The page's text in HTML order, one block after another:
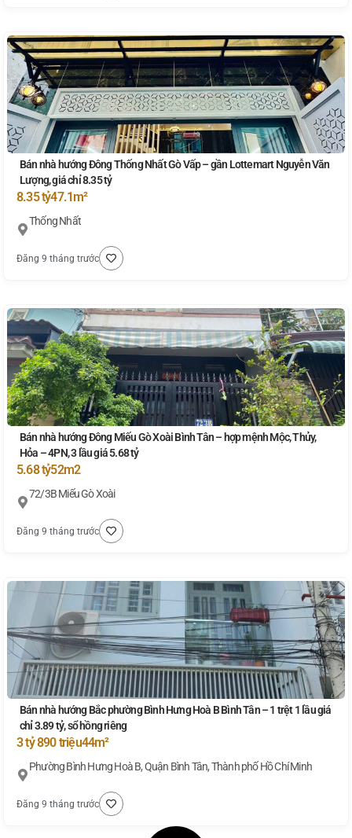
Bán nhà hướng Đông Thống Nhất Gò Vấp – gần Lottemart Nguyễn Văn
Lượng, giá chỉ 8.35 tỷ
8.35 tỷ47.1m²
Thống Nhất
Đăng 9 tháng trước
Bán nhà hướng Đông Miếu Gò Xoài Bình Tân – hợp mệnh Mộc, Thủy,
Hỏa – 4PN, 3 lầu giá 5.68 tỷ
5.68 tỷ52m2
72/3B Miếu Gò Xoài
Đăng 9 tháng trước
Bán nhà hướng Bắc phường Bình Hưng Hoà B Bình Tân – 1 trệt 1 lầu giá
chỉ 3.89 tỷ, sổ hồng riêng
3 tỷ 890 triệu44m²
Phường Bình Hưng Hoà B, Quận Bình Tân, Thành phố Hồ Chí Minh
Đăng 9 tháng trước